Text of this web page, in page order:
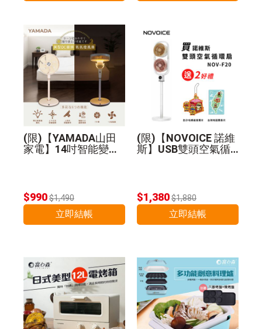
(限)【YAMADA山田
家電】14吋智能變頻
$990$1,490
立即結帳
(限)【NOVOICE 諾維
斯】USB雙頭空氣循
$1,380$1,880
立即結帳